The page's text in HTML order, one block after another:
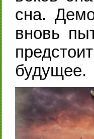
сна.
вновь
будущее.